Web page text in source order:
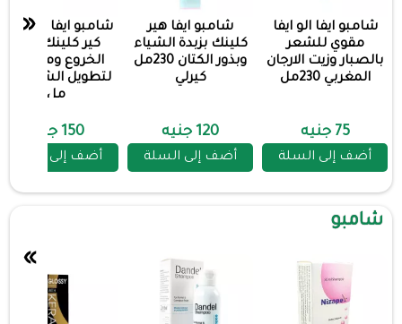
شامبو ايفا الو ايفا
مقوي للشعر
بالصبار وزيت الارجان
المغربي 230مل
75 جنيه
أضف إلى السلة
شامبو ايفا هير
كلينك بزبدة الشياء
وبذور الكتان 230مل
كيرلي
120 جنيه
أضف إلى السلة
شامبو ايفا
كير كلينك بزيت
الخروع وماء الارز
مل
150 جنيه
أضف إلى السلة
«
شامبو
»